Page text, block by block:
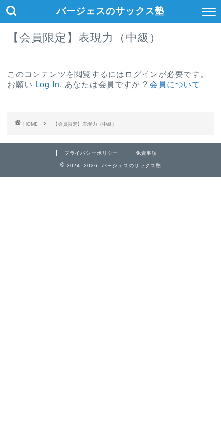
バージェスのサックス塾
【会員限定】表現力（中級）
このコンテンツを閲覧するにはログインが必要です。
お願い Log In. あなたは会員ですか ? 会員について
HOME 【会員限定】表現力（中級）
プライバシーポリシー 免責事項
2024–2026 バージェスのサックス塾